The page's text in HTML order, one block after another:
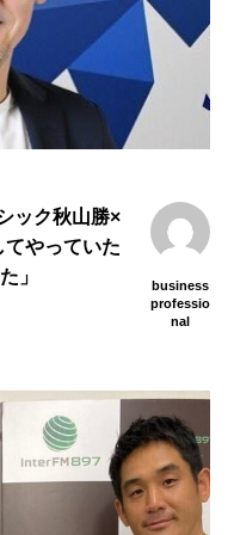
ック秋山勝×
やっていた
」
business
professio
nal